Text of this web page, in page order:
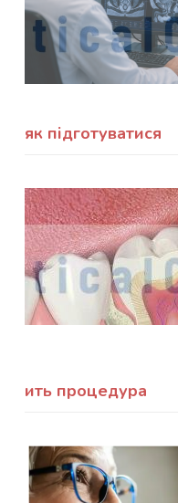
як підготуватися
ить процедура